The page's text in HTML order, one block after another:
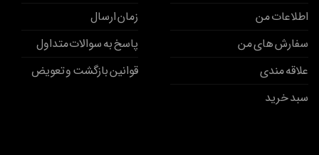
اطلاعات من
سفارش های من
علاقه مندی
سبد خرید
زمان ارسال
پاسخ به سوالات متداول
قوانین بازگشت و تعویض